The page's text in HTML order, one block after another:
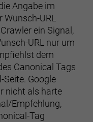
Angabe im
URL
ein Signal,
URL nur um
dem
Canonical Tags
Seite. Google
nicht als harte
Empfehlung,
Tag